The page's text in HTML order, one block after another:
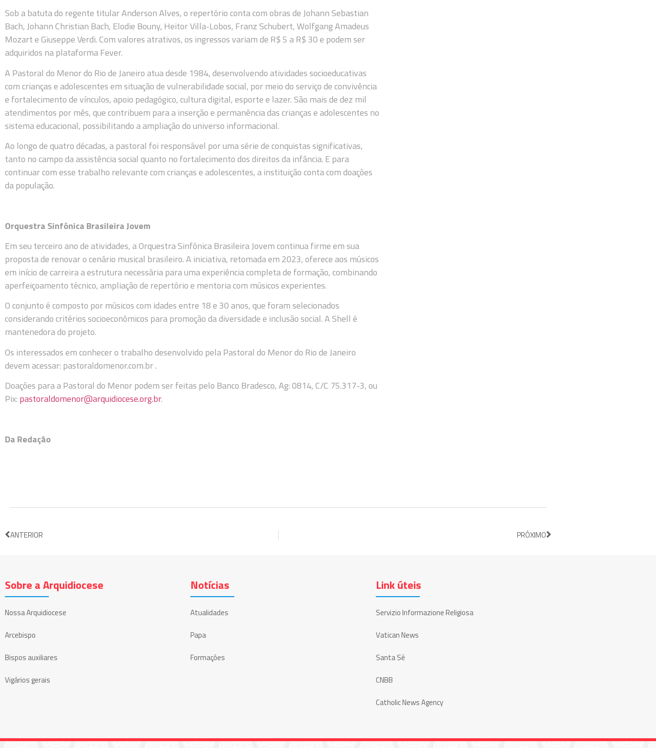
Sob a batuta do regente titular Anderson Alves, o repertório conta com obras de Johann Sebastian
Bach, Johann Christian Bach, Elodie Bouny, Heitor Villa-Lobos, Franz Schubert, Wolfgang Amadeus
Mozart e Giuseppe Verdi. Com valores atrativos, os ingressos variam de R$ 5 a R$ 30 e podem ser
adquiridos na plataforma Fever.
A Pastoral do Menor do Rio de Janeiro atua desde 1984, desenvolvendo atividades socioeducativas
com crianças e adolescentes em situação de vulnerabilidade social, por meio do serviço de convivência
e fortalecimento de vínculos, apoio pedagógico, cultura digital, esporte e lazer. São mais de dez mil
atendimentos por mês, que contribuem para a inserção e permanência das crianças e adolescentes no
sistema educacional, possibilitando a ampliação do universo informacional.
Ao longo de quatro décadas, a pastoral foi responsável por uma série de conquistas significativas,
tanto no campo da assistência social quanto no fortalecimento dos direitos da infância. E para
continuar com esse trabalho relevante com crianças e adolescentes, a instituição conta com doações
da população.
Orquestra Sinfônica Brasileira Jovem
Em seu terceiro ano de atividades, a Orquestra Sinfônica Brasileira Jovem continua firme em sua
proposta de renovar o cenário musical brasileiro. A iniciativa, retomada em 2023, oferece aos músicos
em início de carreira a estrutura necessária para uma experiência completa de formação, combinando
aperfeiçoamento técnico, ampliação de repertório e mentoria com músicos experientes.
O conjunto é composto por músicos com idades entre 18 e 30 anos, que foram selecionados
considerando critérios socioeconômicos para promoção da diversidade e inclusão social. A Shell é
mantenedora do projeto.
Os interessados em conhecer o trabalho desenvolvido pela Pastoral do Menor do Rio de Janeiro
devem acessar: pastoraldomenor.com.br .
Doações para a Pastoral do Menor podem ser feitas pelo Banco Bradesco, Ag: 0814, C/C 75.317-3, ou
Pix: pastoraldomenor@arquidiocese.org.br.
Da Redação
ANTERIOR PRÓXIMO
Sobre a Arquidiocese
Nossa Arquidiocese
Arcebispo
Bispos auxiliares
Vigários gerais
Notícias
Atualidades
Papa
Formações
Link úteis
Servizio Informazione Religiosa
Vatican News
Santa Sé
CNBB
Catholic News Agency